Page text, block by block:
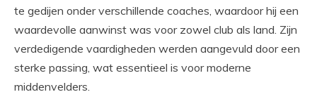
te gedijen onder verschillende coaches, waardoor hij een
waardevolle aanwinst was voor zowel club als land. Zijn
verdedigende vaardigheden werden aangevuld door een
sterke passing, wat essentieel is voor moderne
middenvelders.